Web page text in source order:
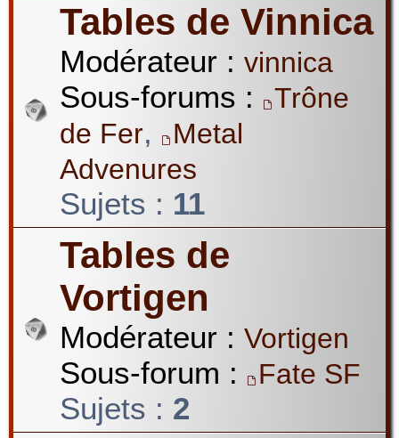
Tables de Vinnica
Modérateur : vinnica
Sous-forums :
Trône
de Fer,
Metal
Advenures
Sujets : 11
Tables de
Vortigen
Modérateur : Vortigen
Sous-forum : Fate SF
Sujets : 2